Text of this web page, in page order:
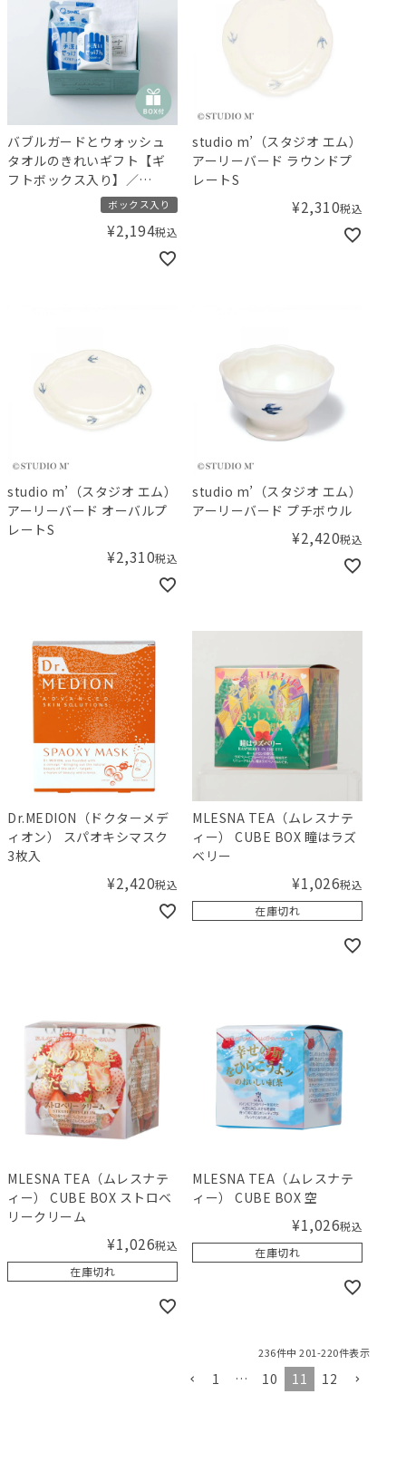
バブルガードとウォッシュ
タオルのきれいギフト【ギ
フトボックス入り】／
Amingオリジナルセット
ボックス入り
¥2,194税込
studio m’（スタジオ エム）
アーリーバード ラウンドプ
レートS
¥2,310税込
studio m’（スタジオ エム）
アーリーバード オーバルプ
レートS
¥2,310税込
studio m’（スタジオ エム）
アーリーバード プチボウル
¥2,420税込
Dr.MEDION（ドクターメデ
ィオン） スパオキシマスク
3枚入
¥2,420税込
MLESNA TEA（ムレスナテ
ィー） CUBE BOX 瞳はラズ
ベリー
¥1,026税込
在庫切れ
MLESNA TEA（ムレスナテ
ィー） CUBE BOX ストロベ
リークリーム
¥1,026税込
在庫切れ
MLESNA TEA（ムレスナテ
ィー） CUBE BOX 空
¥1,026税込
在庫切れ
236件中 201-220件表示
1 … 10 11 12